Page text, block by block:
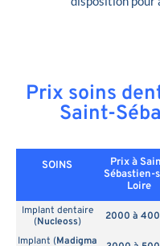
Prix soins
Saint-
SOINS
Prix à
Sébastien-
Loire
Implant dentaire
(Nucleoss) 2000 à
Implant (Madigma